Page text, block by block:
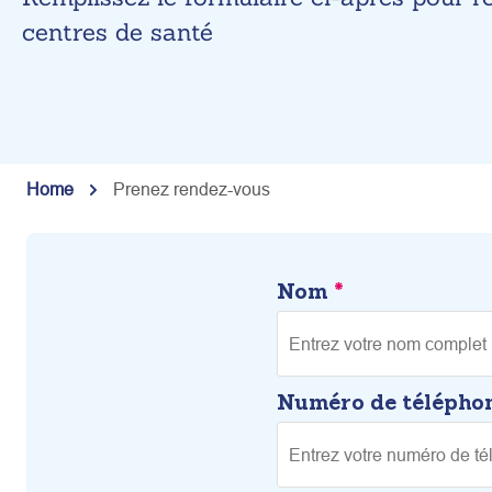
centres de santé
Home Prenez rendez-vous
Nom *
Numéro de